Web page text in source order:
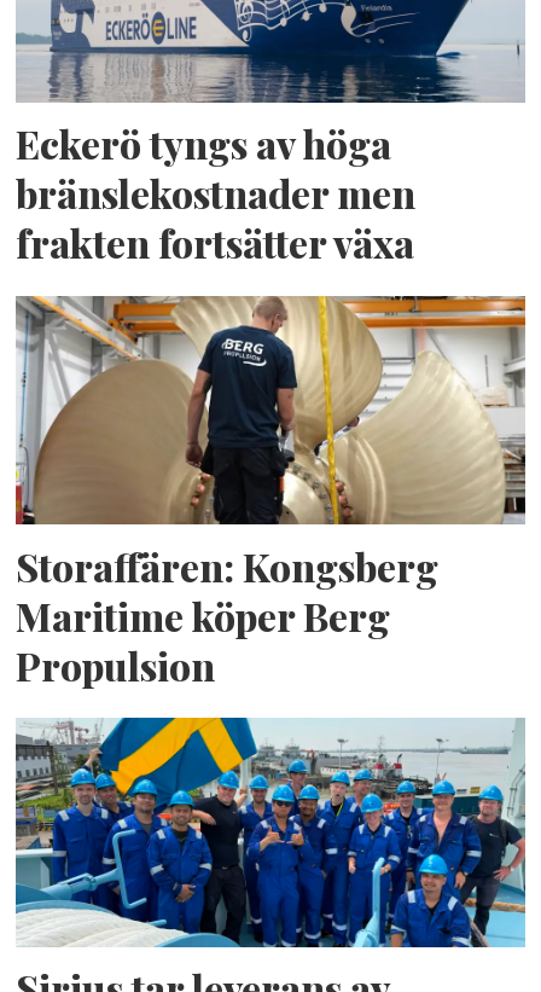
Eckerö tyngs av höga
bränslekostnader men
frakten fortsätter växa
Storaffären: Kongsberg
Maritime köper Berg
Propulsion